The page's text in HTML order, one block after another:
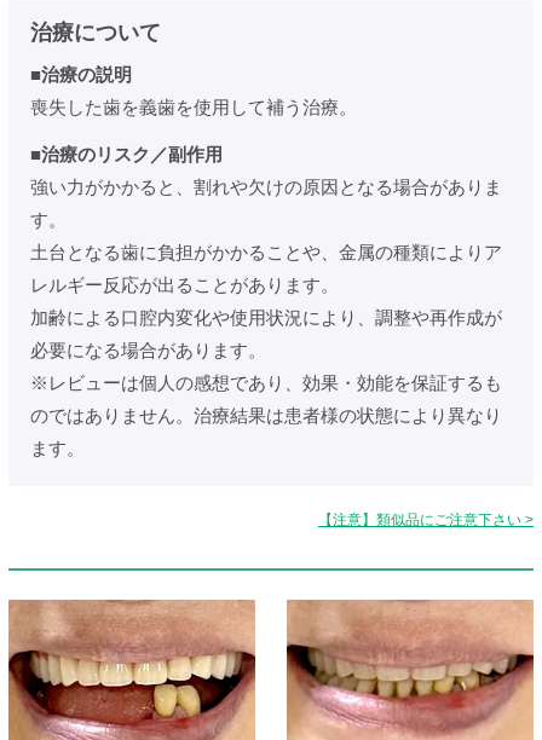
治療について
■治療の説明
喪失した歯を義歯を使用して補う治療。
■治療のリスク／副作用
強い力がかかると、割れや欠けの原因となる場合がありま
す。
土台となる歯に負担がかかることや、金属の種類によりア
レルギー反応が出ることがあります。
加齢による口腔内変化や使用状況により、調整や再作成が
必要になる場合があります。
※レビューは個人の感想であり、効果・効能を保証するも
のではありません。治療結果は患者様の状態により異なり
ます。
【注意】類似品にご注意下さい >